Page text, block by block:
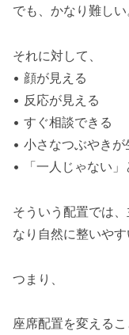
でも、かなり難しい
それに対して、
• 顔が見える
• 反応が見える
• すぐ相談できる
• 小さなつぶやきが
• 「一人じゃない」
そういう配置では
なり自然に整いやす
つまり、
座席配置を変える